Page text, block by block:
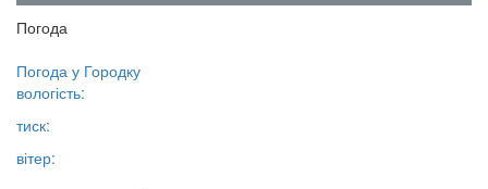
Погода
Погода у Городку
вологість:
тиск:
вітер: